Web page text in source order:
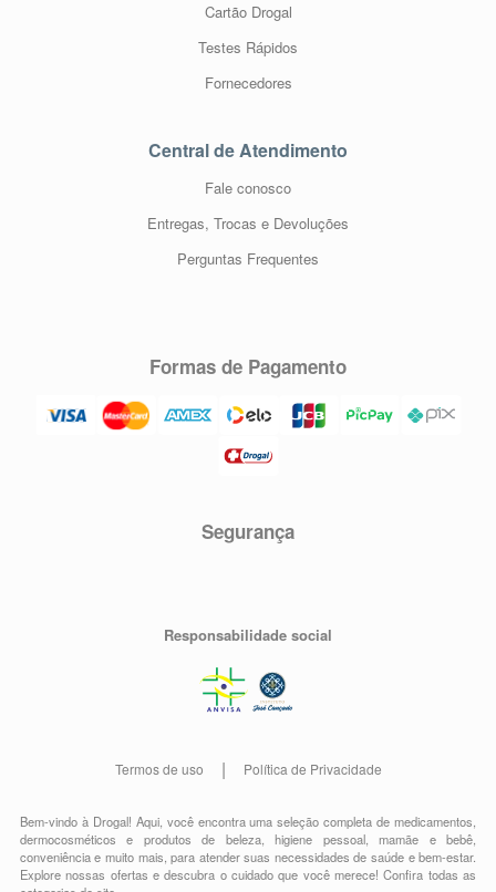
Cartão Drogal
Testes Rápidos
Fornecedores
Central de Atendimento
Fale conosco
Entregas, Trocas e Devoluções
Perguntas Frequentes
Formas de Pagamento
Segurança
Responsabilidade social
Termos de uso Política de Privacidade
Bem-vindo à Drogal! Aqui, você encontra uma seleção completa demedicamentos
dermocosméticos e produtos de beleza,higiene pessoal,mamãe e bebê
conveniênciae muito mais, para atender suas necessidades de saúde e bem-estar.
Explore nossas ofertas e descubra o cuidado que você merece!Confira todas as